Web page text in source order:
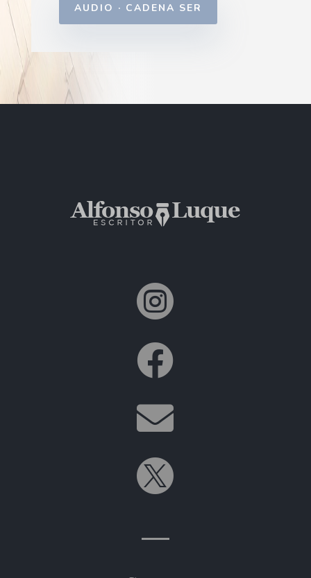
AUDIO · CADENA SER



